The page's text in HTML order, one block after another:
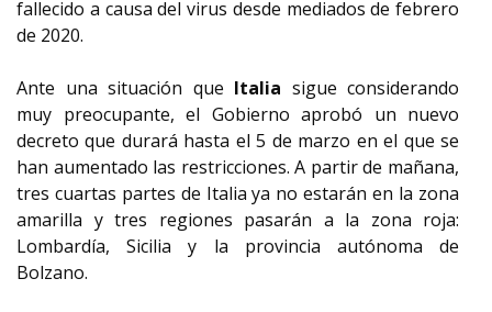
fallecido a causa del virus desde mediados de febrero
de 2020.
Ante una situación que Italia sigue considerando
muy preocupante, el Gobierno aprobó un nuevo
decreto que durará hasta el 5 de marzo en el que se
han aumentado las restricciones. A partir de mañana,
tres cuartas partes de Italia ya no estarán en la zona
amarilla y tres regiones pasarán a la zona roja:
Lombardía, Sicilia y la provincia autónoma de
Bolzano.